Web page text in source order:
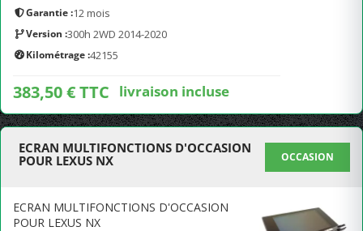
Garantie :12 mois
Version :300h 2WD 2014-2020
Kilométrage :42155
383,50 € TTC livraison incluse
ECRAN MULTIFONCTIONS D'OCCASION
POUR LEXUS NX
OCCASION
ECRAN MULTIFONCTIONS D'OCCASION
POUR LEXUS NX